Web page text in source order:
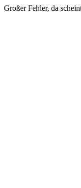
Großer Fehler, da